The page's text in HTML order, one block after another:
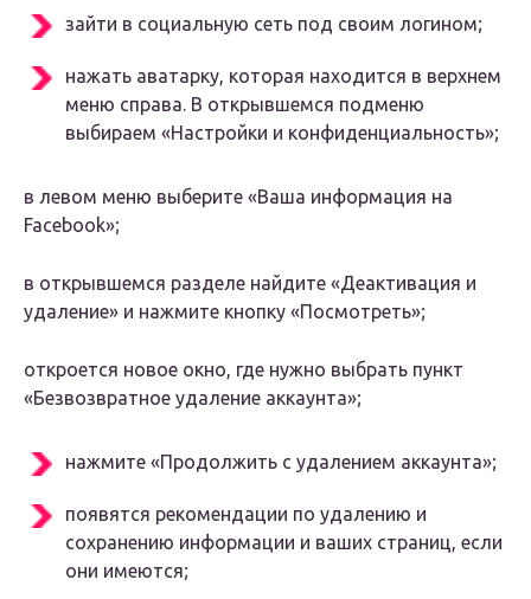
зайти в социальную сеть под своим логином;
нажать аватарку, которая находится в верхнем
меню справа. В открывшемся подменю
выбираем «Настройки и конфиденциальность»;
в левом меню выберите «Ваша информация на
Facebook»;
в открывшемся разделе найдите «Деактивация и
удаление» и нажмите кнопку «Посмотреть»;
откроется новое окно, где нужно выбрать пункт
«Безвозвратное удаление аккаунта»;
нажмите «Продолжить с удалением аккаунта»;
появятся рекомендации по удалению и
сохранению информации и ваших страниц, если
они имеются;